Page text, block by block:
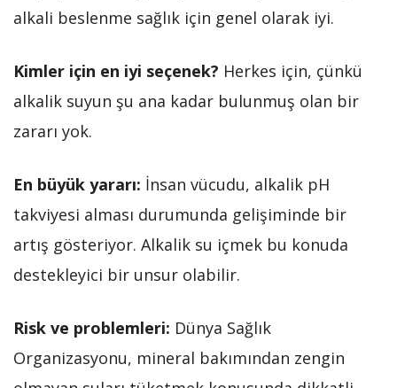
alkali beslenme sağlık için genel olarak iyi.
Kimler için en iyi seçenek? Herkes için, çünkü
alkalik suyun şu ana kadar bulunmuş olan bir
zararı yok.
En büyük yararı: İnsan vücudu, alkalik pH
takviyesi alması durumunda gelişiminde bir
artış gösteriyor. Alkalik su içmek bu konuda
destekleyici bir unsur olabilir.
Risk ve problemleri: Dünya Sağlık
Organizasyonu, mineral bakımından zengin